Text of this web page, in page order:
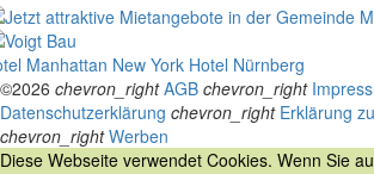
Manhattan New York Hotel Nürnberg
©2026 chevron_right AGB chevron_right
Datenschutzerklärung chevron_right Erklärung
chevron_right Werben
Diese Webseite verwendet Cookies. Wenn Sie